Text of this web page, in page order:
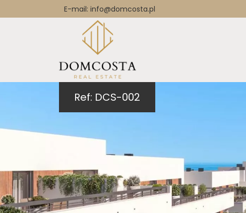
E-mail: info@domcosta.pl
Ref: DCS-002